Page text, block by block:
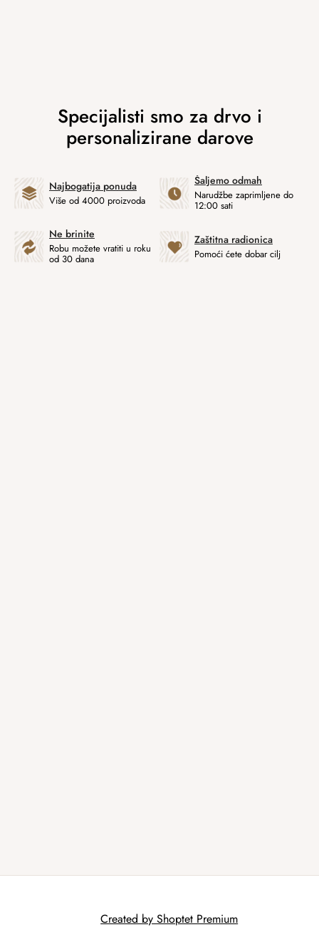
Najbogatija ponuda
Više od 4000 proizvoda
Šaljemo odmah
Narudžbe zaprimljene do
12:00 sati
Ne brinite
Robu možete vratiti u roku
od 30 dana
Zaštitna radionica
Pomoći ćete dobar cilj
Created by Shoptet Premium